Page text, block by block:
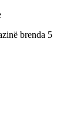
brenda 5